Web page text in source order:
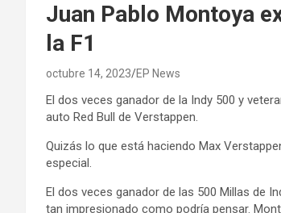
Juan Pablo Montoya
la F1
octubre 14, 2023 EP News
El dos veces ganador de la Indy 500 y
auto Red Bull de Verstappen.
Quizás lo que está haciendo Max
especial.
El dos veces ganador de las 500 Millas de
tan impresionado como podría pensar.